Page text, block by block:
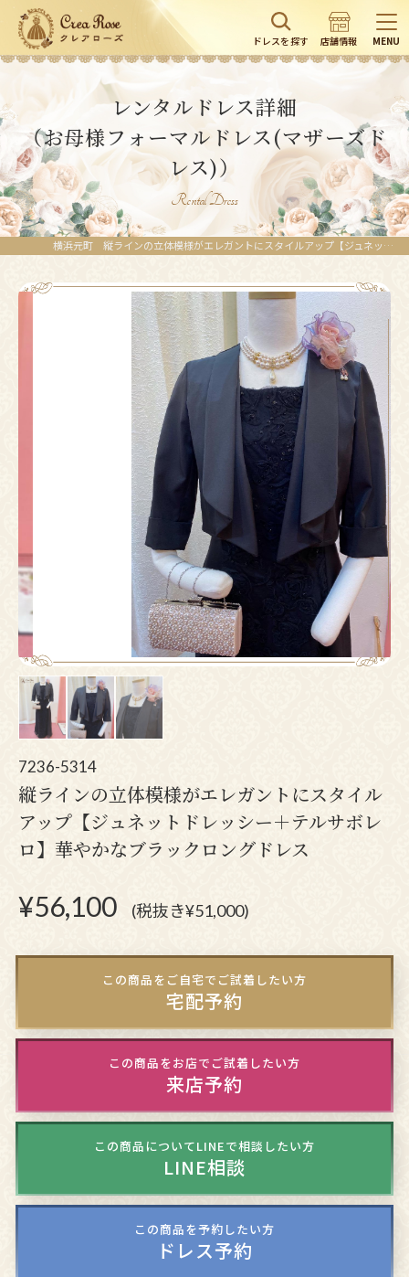
ドレスを探す 店舗情報 MENU
レンタルドレス詳細
（お母様フォーマルドレス(マザーズド
レス)）
Rental Dress
横浜元町 縦ラインの立体模様がエレガントにスタイルアップ【ジュネットドレッシー＋テルサボレロ】華やかなブラックロングドレス
N
t
7236-5314
縦ラインの立体模様がエレガントにスタイル
アップ【ジュネットドレッシー＋テルサボレ
ロ】華やかなブラックロングドレス
¥56,100 (税抜き¥51,000)
この商品をご自宅でご試着したい方
宅配予約
この商品をお店でご試着したい方
来店予約
この商品についてLINEで相談したい方
LINE相談
この商品を予約したい方
ドレス予約